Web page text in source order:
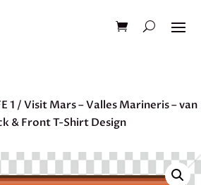
1 / Visit Mars – Valles Marineris – van
& Front T-Shirt Design